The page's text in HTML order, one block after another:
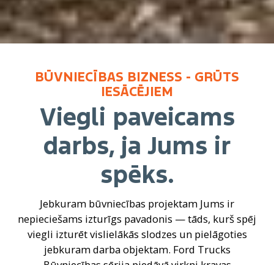
BŪVNIECĪBAS BIZNESS - GRŪTS
IESĀCĒJIEM
Viegli paveicams
darbs, ja Jums ir
spēks.
Jebkuram būvniecības projektam Jums ir
nepieciešams izturīgs pavadonis — tāds, kurš spēj
viegli izturēt vislielākās slodzes un pielāgoties
jebkuram darba objektam. Ford Trucks